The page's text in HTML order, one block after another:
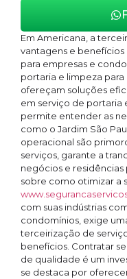
Em Americana, a
vantagens e
para empresas e
portaria e limpeza
ofereçam soluções
em serviço de portaria
permite entender as
como o Jardim São
operacional são
serviços, garante a
negócios e
sobre como otimizar a
com suas indústrias
condomínios, exige
terceirização de
benefícios. Contratar
de qualidade é um
se destaca por